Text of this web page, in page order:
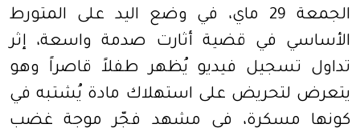
الجمعة 29 ماي، في وضع اليد على المتورط
الأساسي في قضية أثارت صدمة واسعة، إثر
تداول تسجيل فيديو يُظهر طفلاً قاصراً وهو
يتعرض لتحريض على استهلاك مادة يُشتبه في
كونها مسكرة، في مشهد فجّر موجة غضب